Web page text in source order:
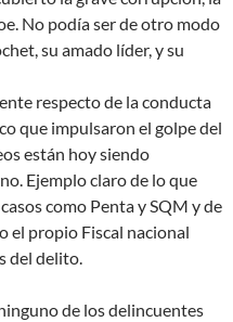
No podía ser de otro modo
su amado líder, y su
respecto de la conducta
que impulsaron el golpe del
están hoy siendo
Ejemplo claro de lo que
como Penta y SQM y de
el propio Fiscal nacional
del delito.
de los delincuentes